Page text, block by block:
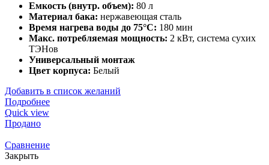
Емкость (внутр. объем): 80 л
Материал бака: нержавеющая сталь
Время нагрева воды до 75°С: 180 мин
Макс. потребляемая мощность: 2 кВт, система сухих
ТЭНов
Универсальный монтаж
Цвет корпуса: Белый
Добавить в список желаний
Подробнее
Quick view
Продано
Сравнение
Закрыть